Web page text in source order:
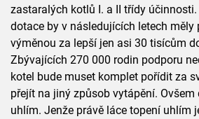
zastaralých kotlů I. a II třídy
dotace by v následujících letech měly
výměnou za lepší jen asi 30 tisícům
Zbývajících 270 000 rodin podporu
kotel bude muset komplet pořídit za
přejít na jiný způsob vytápění. Ovšem
uhlím. Jenže právě láce topení uhlím